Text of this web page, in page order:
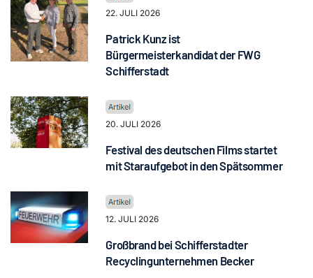
22. JULI 2026
Patrick Kunz ist
Bürgermeisterkandidat der FWG
Schifferstadt
20. JULI 2026
Festival des deutschen Films startet
mit Staraufgebot in den Spätsommer
12. JULI 2026
Großbrand bei Schifferstadter
Recyclingunternehmen Becker